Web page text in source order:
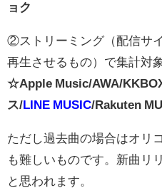
ョク
②ストリーミング（配信サ
再生させるもの）で集計対
☆Apple Music/AWA/
ス/LINE MUSIC/Rakuten
ただし過去曲の場合はオリ
も難しいものです。新曲リ
と思われます。